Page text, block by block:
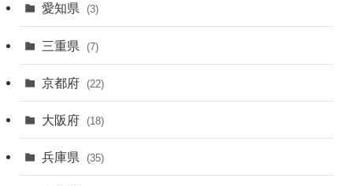
(11)
(4)
(4)
(17)
愛知県 (3)
三重県 (7)
京都府 (22)
大阪府 (18)
兵庫県 (35)